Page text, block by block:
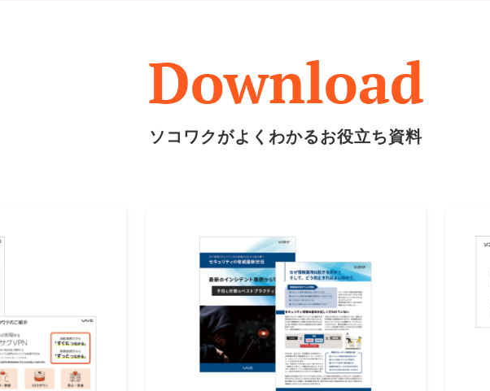
Download
ソコワクがよくわかるお役立ち資料